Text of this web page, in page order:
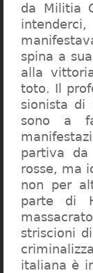
da Militia
spina a
alla
toto. Il
sionista di
sono a
partiva da
rosse, ma
non per
parte di
striscioni
italiana è